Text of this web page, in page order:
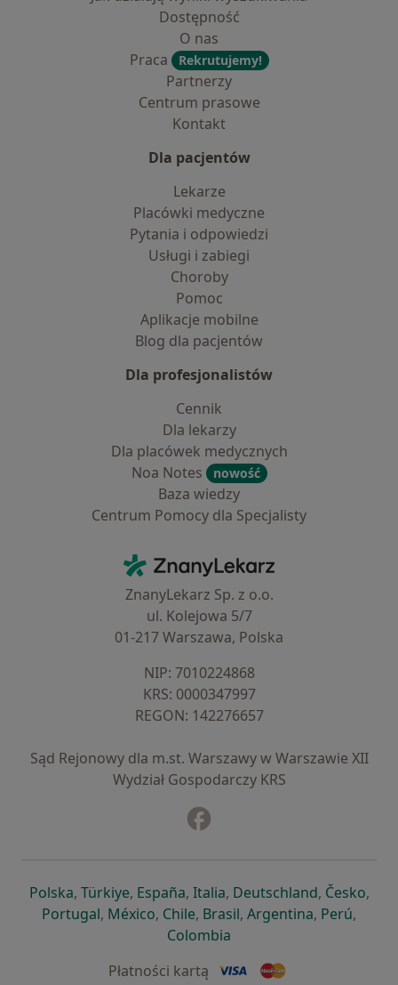
Dostępność
O nas
Praca
Rekrutujemy!
Partnerzy
Centrum prasowe
Kontakt
Dla pacjentów
Lekarze
Placówki medyczne
Pytania i odpowiedzi
Usługi i zabiegi
Choroby
Pomoc
Aplikacje mobilne
Blog dla pacjentów
Dla profesjonalistów
Cennik
Dla lekarzy
Dla placówek medycznych
Noa Notes
nowość
Baza wiedzy
Centrum Pomocy dla Specjalisty
ZnanyLekarz - Strona główna
ZnanyLekarz Sp. z o.o.
ul. Kolejowa 5/7
01-217 Warszawa, Polska
NIP: ⁠7010224868
KRS: ⁠0000347997
REGON: ⁠142276657
Sąd Rejonowy dla m.st. Warszawy w Warszawie XII
Wydział Gospodarczy KRS
Polskaotwiera się w nowej karcie
, Türkiyeotwiera się w nowej karcie
, Españaotwiera się w nowej karcie
, Italiaotwiera się w nowej
, Deutschlandotwiera się
, Česko,
Portugalotwiera się w nowej karcie
, Méxicootwiera się w nowej karcie
, Chileotwiera się w nowej karcie
, Brasilotwiera się w nowej
, Argentinaotwiera się
, Perú,
Colombia
Płatności kartą